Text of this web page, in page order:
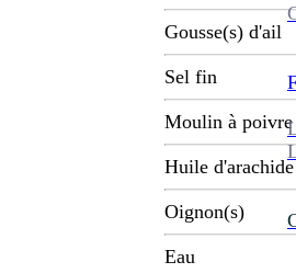
Gousse(s) d'ail
Sel fin
Moulin à poivre
Huile d'arachide
Oignon(s)
Eau